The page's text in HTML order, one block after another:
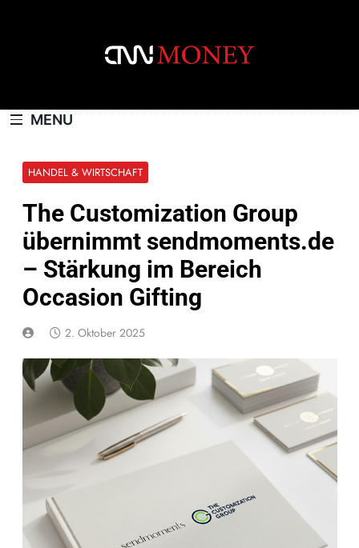
MENU
HANDEL & WIRTSCHAFT
The Customization Group
übernimmt sendmoments.de
– Stärkung im Bereich
Occasion Gifting
2. Oktober 2025